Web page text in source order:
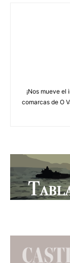
¡Nos mueve
comarcas de O